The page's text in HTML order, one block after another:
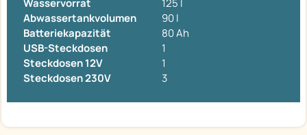
Abwassertankvolumen
90 l
Batteriekapazität
80 Ah
USB-Steckdosen
1
Steckdosen 12V
1
Steckdosen 230V
3